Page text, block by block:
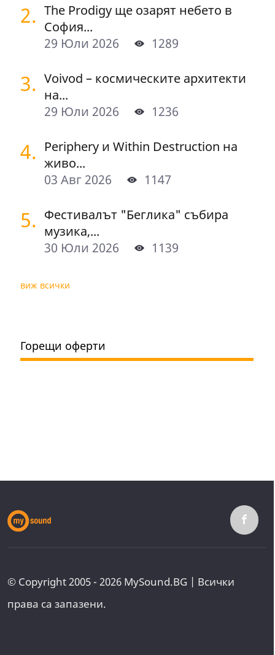
2. The Prodigy ще озарят небето в
София...
29 Юли 2026
1289
3. Voivod – космическите архитекти
на...
29 Юли 2026
1236
4. Periphery и Within Destruction на
живо...
03 Авг 2026
1147
5. Фестивалът "Беглика" събира
музика,...
30 Юли 2026
1139
виж всички
Горещи оферти
© Copyright 2005 - 2026 MySound.BG | Всички
права са запазени.